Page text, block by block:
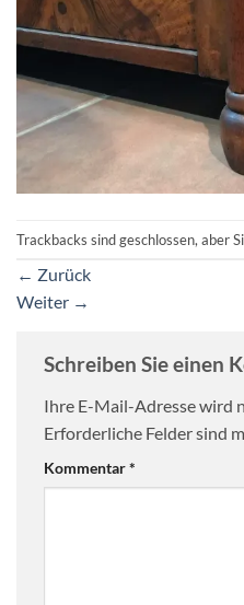
Trackbacks sind geschlossen, aber
← Zurück
Weiter →
Schreiben Sie einen
Ihre E-Mail-Adresse wird
Erforderliche Felder sind
Kommentar*